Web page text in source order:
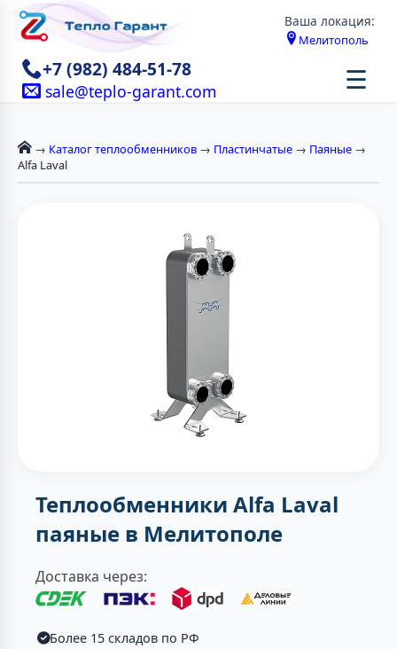
Ваша локация:
Мелитополь
+7 (982) 484-51-78
sale@teplo-garant.com ☰
→ Каталог теплообменников → Пластинчатые → Паяные →
Alfa Laval
Теплообменники Alfa Laval
паяные в Мелитополе
Доставка через:
Более 15 складов по РФ